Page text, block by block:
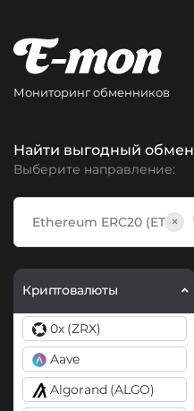
Мониторинг обменников
Найти выгодный обмен
Выберите направление:
×
Криптовалюты
0x (ZRX)
Aave
Algorand (ALGO)